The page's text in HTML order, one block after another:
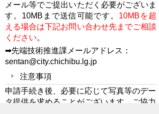
メール等でご提出いただく必要がございま
す。 10MBまで送信可能です。 10MBを超
える場合は下記お問い合わせ先までご相談
ください。
➡先端技術推進課メールアドレス：
sentan@city.chichibu.lg.jp
注意事項
申請手続き後、必要に応じて写真等のデー
タ提供を求めることがございます。ご協力